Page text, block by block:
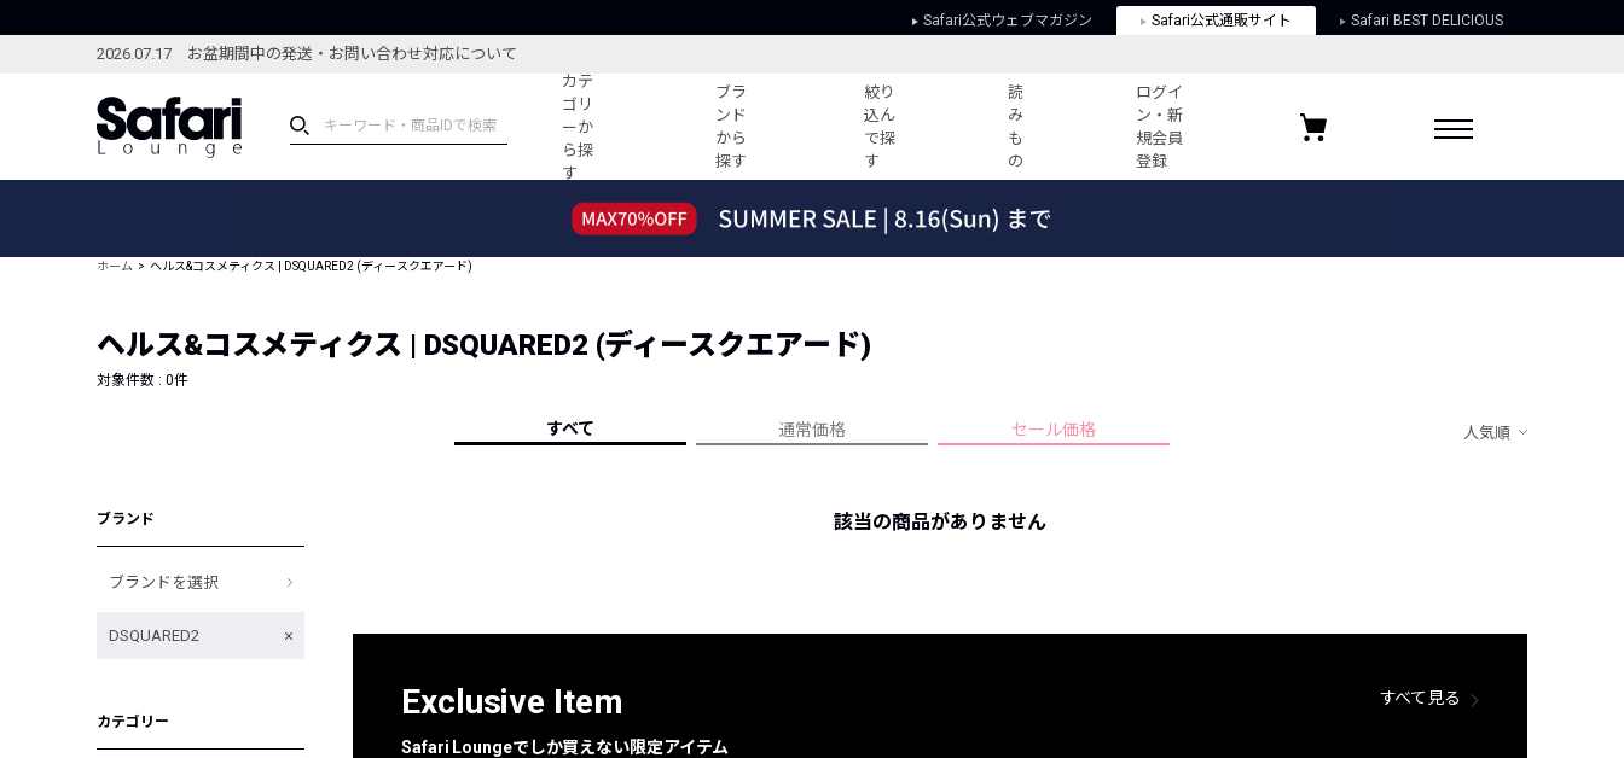
Safari公式ウェブマガジン Safari公式通販サイト Safari BEST DELICIOUS
2026.07.17 お盆期間中の発送・お問い合わせ対応について
カテ
ゴリ
ーか
ら探
す
ブラ
ンド
から
探す
絞り
込ん
で探
す
読
み
も
の
ログイ
ン・新
規会員
登録
ブランドから探す
新着アイテム
編集部のおすすめアイテム
特集記事
コーディネート
すべての記事
ーデ紹介
人気記事ランキング
フォーカスブランド
プライバシーポリシー
お気に入りブランド
ホーム ヘルス&コスメティクス | DSQUARED2 (ディースクエアード)
ヘルス&コスメティクス | DSQUARED2 (ディースクエアード)
対象件数 : 0件
すべて 通常価格 セール価格 人気順
ブランド
ブランドを選択
DSQUARED2
カテゴリー
該当の商品がありません
Exclusive Item
Safari Loungeでしか買えない限定アイテム
すべて見る